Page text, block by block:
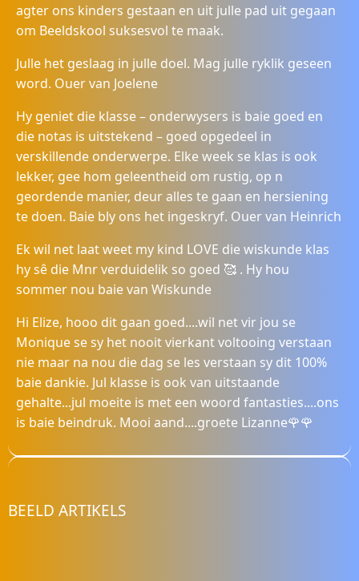
agter ons kinders gestaan en uit julle pad uit gegaan
om Beeldskool suksesvol te maak.
Julle het geslaag in julle doel. Mag julle ryklik geseen
word. Ouer van Joelene
Hy geniet die klasse – onderwysers is baie goed en
die notas is uitstekend – goed opgedeel in
verskillende onderwerpe. Elke week se klas is ook
lekker, gee hom geleentheid om rustig, op n
geordende manier, deur alles te gaan en hersiening
te doen. Baie bly ons het ingeskryf. Ouer van Heinrich
Ek wil net laat weet my kind LOVE die wiskunde klas
hy sê die Mnr verduidelik so goed 🥰 . Hy hou
sommer nou baie van Wiskunde
Hi Elize, hooo dit gaan goed....wil net vir jou se
Monique se sy het nooit vierkant voltooing verstaan
nie maar na nou die dag se les verstaan sy dit 100%
baie dankie. Jul klasse is ook van uitstaande
gehalte...jul moeite is met een woord fantasties....ons
is baie beindruk. Mooi aand....groete Lizanne🌹🌹
BEELD ARTIKELS